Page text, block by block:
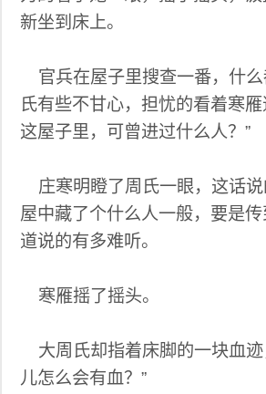
新坐到床上。
官兵在屋子里搜查一番，什么
氏有些不甘心，担忧的看着寒雁
这屋子里，可曾进过什么人？”
庄寒明瞪了周氏一眼，这话说
屋中藏了个什么人一般，要是
道说的有多难听。
寒雁摇了摇头。
大周氏却指着床脚的一块血迹
儿怎么会有血？”